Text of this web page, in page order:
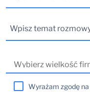
Wyrażam zgodę